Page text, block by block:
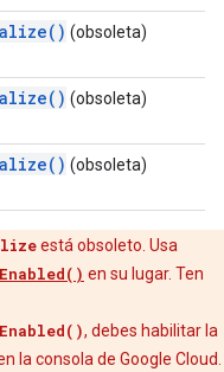
(obsoleta)
(obsoleta)
(obsoleta)
está obsoleto. Usa
en su lugar. Ten
, debes habilitar la
la consola de Google Cloud.